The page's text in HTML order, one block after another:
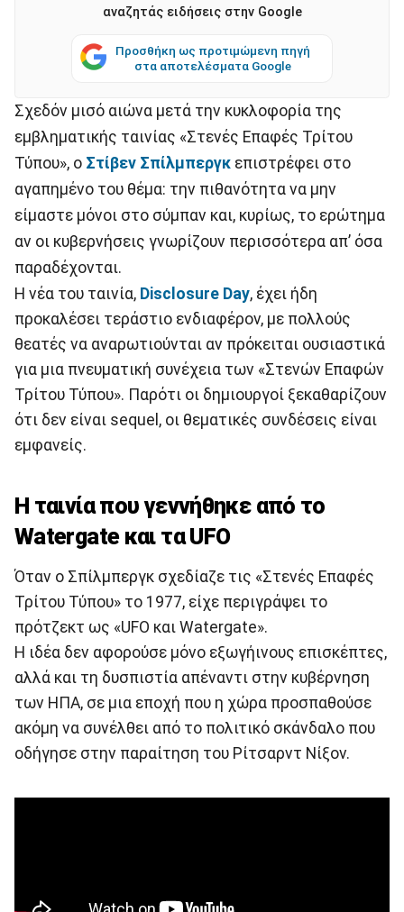
αναζητάς ειδήσεις στην Google
Προσθήκη ως προτιμώμενη πηγή
στα αποτελέσματα Google
Σχεδόν μισό αιώνα μετά την κυκλοφορία της
εμβληματικής ταινίας «Στενές Επαφές Τρίτου
Τύπου», ο Στίβεν Σπίλμπεργκ επιστρέφει στο
αγαπημένο του θέμα: την πιθανότητα να μην
είμαστε μόνοι στο σύμπαν και, κυρίως, το ερώτημα
αν οι κυβερνήσεις γνωρίζουν περισσότερα απ’ όσα
παραδέχονται.
Η νέα του ταινία, Disclosure Day, έχει ήδη
προκαλέσει τεράστιο ενδιαφέρον, με πολλούς
θεατές να αναρωτιούνται αν πρόκειται ουσιαστικά
για μια πνευματική συνέχεια των «Στενών Επαφών
Τρίτου Τύπου». Παρότι οι δημιουργοί ξεκαθαρίζουν
ότι δεν είναι sequel, οι θεματικές συνδέσεις είναι
εμφανείς.
Η ταινία που γεννήθηκε από το
Watergate και τα UFO
Όταν ο Σπίλμπεργκ σχεδίαζε τις «Στενές Επαφές
Τρίτου Τύπου» το 1977, είχε περιγράψει το
πρότζεκτ ως «UFO και Watergate».
Η ιδέα δεν αφορούσε μόνο εξωγήινους επισκέπτες,
αλλά και τη δυσπιστία απέναντι στην κυβέρνηση
των ΗΠΑ, σε μια εποχή που η χώρα προσπαθούσε
ακόμη να συνέλθει από το πολιτικό σκάνδαλο που
οδήγησε στην παραίτηση του Ρίτσαρντ Νίξον.